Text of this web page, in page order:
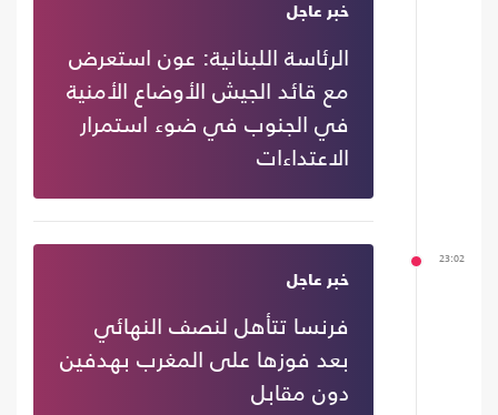
خبر عاجل
الرئاسة اللبنانية: عون استعرض
مع قائد الجيش الأوضاع الأمنية
في الجنوب في ضوء استمرار
الاعتداءات
23:02
خبر عاجل
فرنسا تتأهل لنصف النهائي
بعد فوزها على المغرب بهدفين
دون مقابل